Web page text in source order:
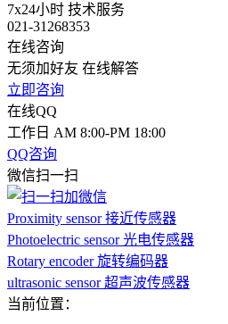
7x24小时 技术服务
021-31268353
在线咨询
无须加好友 在线解答
立即咨询
在线QQ
工作日 AM 8:00-PM 18:00
QQ咨询
微信扫一扫
Proximity sensor 接近传感器
Photoelectric sensor 光电传感器
Rotary encoder 旋转编码器
ultrasonic sensor 超声波传感器
当前位置：